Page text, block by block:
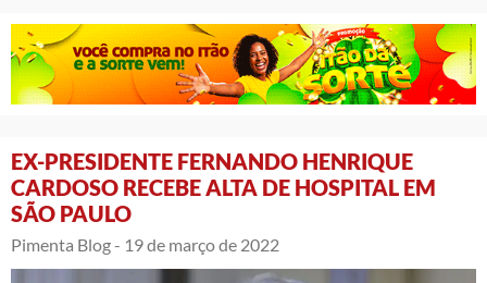
EX-PRESIDENTE FERNANDO HENRIQUE
CARDOSO RECEBE ALTA DE HOSPITAL EM
SÃO PAULO
Pimenta Blog - 19 de março de 2022